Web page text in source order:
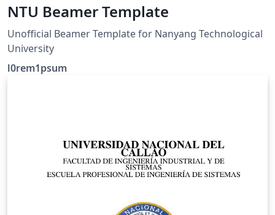
NTU Beamer Template
Unofficial Beamer Template for Nanyang Technological
University
l0rem1psum